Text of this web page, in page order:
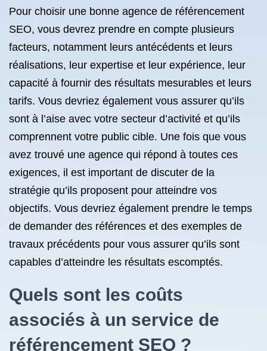
Pour choisir une bonne agence de référencement
SEO, vous devrez prendre en compte plusieurs
facteurs, notamment leurs antécédents et leurs
réalisations, leur expertise et leur expérience, leur
capacité à fournir des résultats mesurables et leurs
tarifs. Vous devriez également vous assurer qu’ils
sont à l’aise avec votre secteur d’activité et qu’ils
comprennent votre public cible. Une fois que vous
avez trouvé une agence qui répond à toutes ces
exigences, il est important de discuter de la
stratégie qu’ils proposent pour atteindre vos
objectifs. Vous devriez également prendre le temps
de demander des références et des exemples de
travaux précédents pour vous assurer qu’ils sont
capables d’atteindre les résultats escomptés.
Quels sont les coûts
associés à un service de
référencement SEO ?